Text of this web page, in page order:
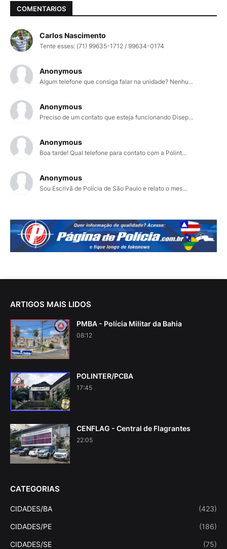
COMENTARIOS
Carlos Nascimento
Tente esses: (71) 99635-1712 / 99634-0174
Anonymous
Algum telefone que consiga falar na unidade? Nenhu...
Anonymous
Preciso de um contato que esteja funcionando Disep...
Anonymous
Boa tarde! Qual telefone para contato com a Polint...
Anonymous
Sou Escrivã de Polícia de São Paulo e relato o mes...
ARTIGOS MAIS LIDOS
PMBA - Polícia Militar da Bahia
08:12
POLINTER/PCBA
17:45
CENFLAG - Central de Flagrantes
22:05
CATEGORIAS
CIDADES/BA (423)
CIDADES/PE (186)
CIDADES/SE (75)